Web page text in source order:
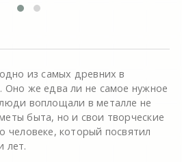
из самых древних в
Оно же едва ли не самое нужное
воплощали в металле не
быта, но и свои творческие
человеке, который посвятил
лет.